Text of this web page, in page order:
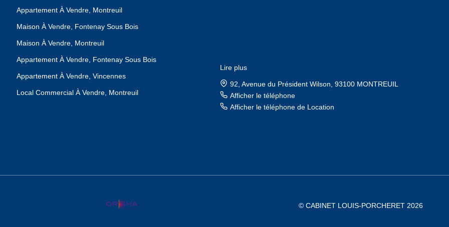
Appartement À Vendre, Montreuil
Maison À Vendre, Fontenay Sous Bois
Maison À Vendre, Montreuil
Appartement À Vendre, Fontenay Sous Bois
Appartement À Vendre, Vincennes
Local Commercial À Vendre, Montreuil
Lire plus
92, Avenue du Président Wilson, 93100 MONTREUIL
Afficher le téléphone
Afficher le téléphone de Location
Lire plus